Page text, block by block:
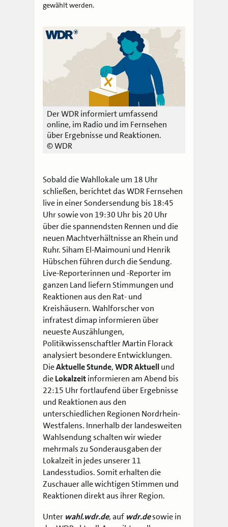
gewählt werden.
Der WDR informiert umfassend
online, im Radio und im Fernsehen
über Ergebnisse und Reaktionen.
© WDR
Sobald die Wahllokale um 18 Uhr
schließen, berichtet das WDR Fernsehen
live in einer Sondersendung bis 18:45
Uhr sowie von 19:30 Uhrbis 20 Uhr
über die spannendsten Rennen und die
neuen Machtverhältnisse an Rhein und
Ruhr. Siham El-Maimouni und Henrik
Hübschen führen durch die Sendung.
Live-Reporterinnen und -Reporter im
ganzen Land liefern Stimmungen und
Reaktionen aus den Rat- und
Kreishäusern. Wahlforscher von
infratest dimap informieren über
neueste Auszählungen,
Politikwissenschaftler Martin Florack
analysiert besondere Entwicklungen.
DieAktuelle Stunde,WDR Aktuellund
dieLokalzeitinformieren am Abend bis
22:15 Uhr fortlaufend über Ergebnisse
und Reaktionen aus den
unterschiedlichen Regionen Nordrhein-
Westfalens. Innerhalb der landesweiten
Wahlsendung schalten wir wieder
mehrmals zu Sonderausgaben der
Lokalzeitin jedes unserer 11
Landesstudios. Somit erhalten die
Zuschauer alle wichtigen Stimmen und
Reaktionen direkt aus ihrer Region.
Unter wahl.wdr.de, auf wdr.desowie in